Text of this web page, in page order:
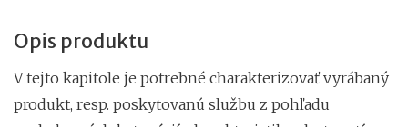
Opis produktu
V tejto kapitole je potrebné charakterizovať vyrábaný
produkt, resp. poskytovanú službu z pohľadu